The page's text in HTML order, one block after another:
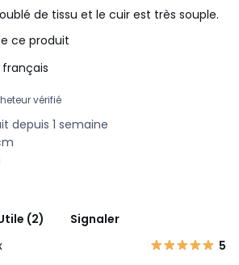
de tissu et le cuir est très souple.
ce produit
vérifié
depuis 1 semaine
(2)
Signaler
5